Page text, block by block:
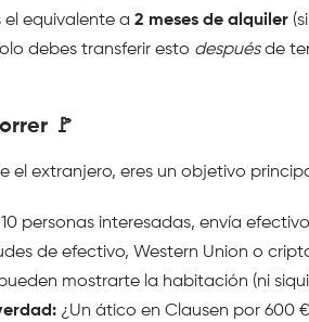
el equivalente a 2 meses de alquiler
debes transferir esto después de
🚩
extranjero, eres un objetivo
personas interesadas, envía
de efectivo, Western Union o
mostrarte la habitación (ni
¿Un ático en Clausen por 600